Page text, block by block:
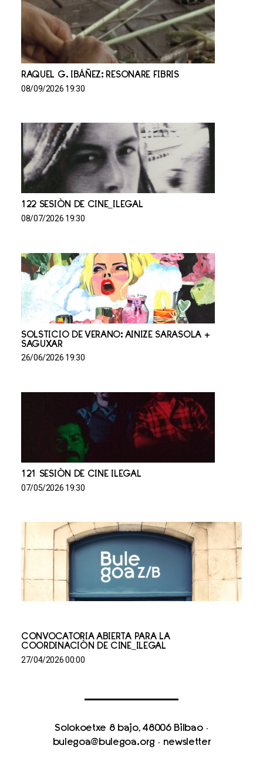
RAQUEL G. IBÁÑEZ: RESONARE FIBRIS
08/09/2026 19:30
122 SESIÓN DE CINE_ILEGAL
08/07/2026 19:30
SOLSTICIO DE VERANO: AINIZE SARASOLA +
SAGUXAR
26/06/2026 19:30
121 SESIÓN DE CINE ILEGAL
07/05/2026 19:30
CONVOCATORIA ABIERTA PARA LA
COORDINACIÓN DE CINE_ILEGAL
27/04/2026 00:00
Solokoetxe 8 bajo, 48006 Bilbao·
bulegoa@bulegoa.org · newsletter